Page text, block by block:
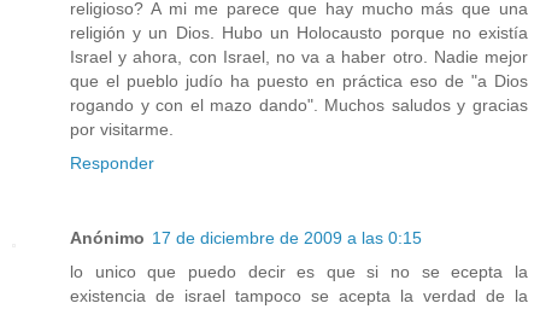
religioso? A mi me parece que hay mucho más que una
religión y un Dios. Hubo un Holocausto porque no existía
Israel y ahora, con Israel, no va a haber otro. Nadie mejor
que el pueblo judío ha puesto en práctica eso de "a Dios
rogando y con el mazo dando". Muchos saludos y gracias
por visitarme.
Responder
Anónimo 17 de diciembre de 2009 a las 0:15
lo unico que puedo decir es que si no se ecepta la
existencia de israel tampoco se acepta la verdad de la